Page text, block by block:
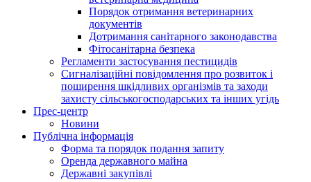
Порядок отримання ветеринарних
документів
Дотримання санітарного законодавства
Фітосанітарна безпека
Регламенти застосування пестицидів
Сигналізаційні повідомлення про розвиток і
поширення шкідливих організмів та заходи
захисту сільськогосподарських та інших угідь
Прес-центр
Новини
Публічна інформація
Форма та порядок подання запиту
Оренда державного майна
Державні закупівлі